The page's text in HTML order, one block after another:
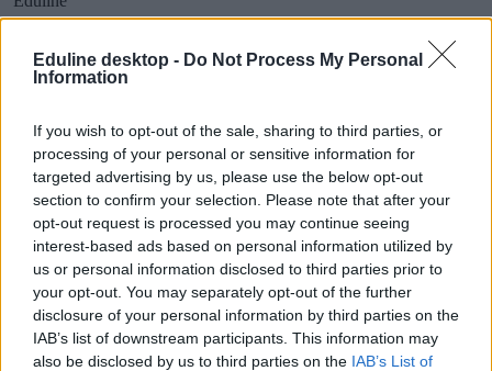
Eduline desktop - Do Not Process My Personal
Information
If you wish to opt-out of the sale, sharing to third parties, or
processing of your personal or sensitive information for
targeted advertising by us, please use the below opt-out
section to confirm your selection. Please note that after your
opt-out request is processed you may continue seeing
interest-based ads based on personal information utilized by
us or personal information disclosed to third parties prior to
your opt-out. You may separately opt-out of the further
disclosure of your personal information by third parties on the
IAB’s list of downstream participants. This information may
also be disclosed by us to third parties on the IAB’s List of
ötletek a hétköznapokra
Idegen nyelvek tanulására számos appot, tanfolyamot és könyvet
ajánlottuk már, de mi a helyzet a szóbeli készségével? Mutatunk
olyan ötleteket, amelyekkel a hétköznapokban is elérhetitek, hogy
aktívan gyakoroljátok a nyelveket szóban is.
Nyelvtanulás